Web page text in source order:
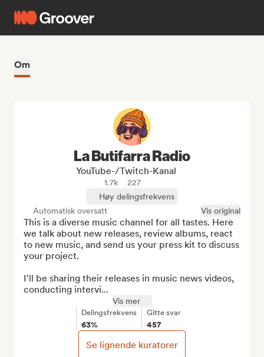
Om
La Butifarra Radio
YouTube-/Twitch-Kanal
1.7k
227
Høy delingsfrekvens
Automatisk oversatt
Vis original
This is a diverse music channel for all tastes. Here
we talk about new releases, review albums, react
to new music, and send us your press kit to discuss
your project.
I'll be sharing their releases in music news videos,
conducting intervi...
Vis mer
Delingsfrekvens
63%
Gitte svar
457
Se lignende kuratorer